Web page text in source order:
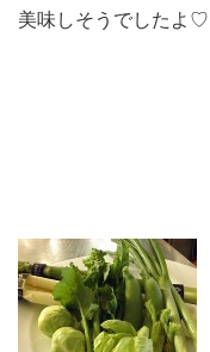
美味しそうでしたよ♡